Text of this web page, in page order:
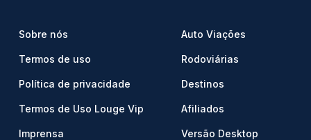
Sobre nós
Termos de uso
Política de privacidade
Termos de Uso Louge Vip
Imprensa
Auto Viações
Rodoviárias
Destinos
Afiliados
Versão Desktop